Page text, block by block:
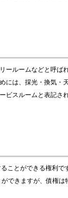
ルームなどと呼
は、採光・換気・
ビスルームと表記
ことができる権利
きますが、債権は